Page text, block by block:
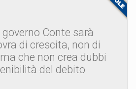
governo Conte sarà
di crescita, non di
che non crea dubbi
del debito